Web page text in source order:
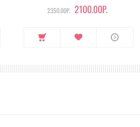
2350.00Р. 2100.00Р.